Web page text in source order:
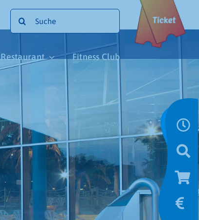
nach:
Restaurant Fitness Club